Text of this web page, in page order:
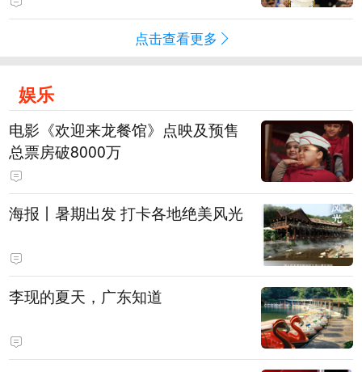
点击查看更多
娱乐
电影《欢迎来龙餐馆》点映及预售
总票房破8000万
海报丨暑期出发 打卡各地绝美风光
李现的夏天，广东知道